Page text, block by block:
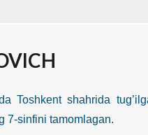
Toshkent shahrida
7-sinfini tamomlagan.